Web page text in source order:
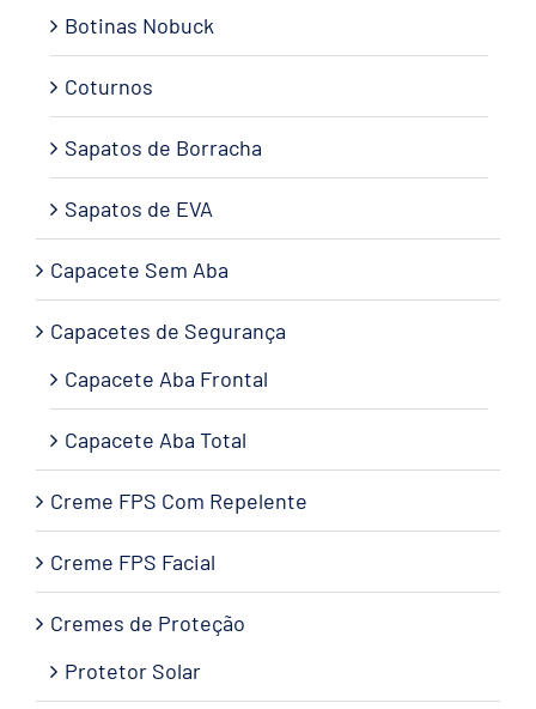
Botinas Nobuck
Coturnos
Sapatos de Borracha
Sapatos de EVA
Capacete Sem Aba
Capacetes de Segurança
Capacete Aba Frontal
Capacete Aba Total
Creme FPS Com Repelente
Creme FPS Facial
Cremes de Proteção
Protetor Solar